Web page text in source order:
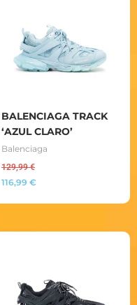
BALENCIAGA TRACK
‘AZUL CLARO’
Balenciaga
129,99€
116,99 €